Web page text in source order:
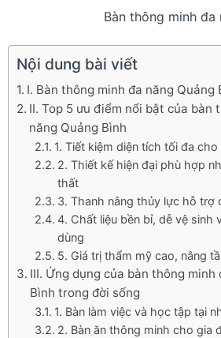
Bàn thông minh đa
Nội dung bài viết
I. Bàn thông minh đa năng Quảng
II. Top 5 ưu điểm nổi bật của bàn
năng Quảng Bình
1. Tiết kiệm diện tích tối đa
2. Thiết kế hiện đại phù hợp
thất
3. Thanh nâng thủy lực hỗ trợ
4. Chất liệu bền bỉ, dễ vệ sinh
dùng
5. Giá trị thẩm mỹ cao, nâng
III. Ứng dụng của bàn thông minh
Bình trong đời sống
1. Bàn làm việc và học tập tại
2. Bàn ăn thông minh cho gia